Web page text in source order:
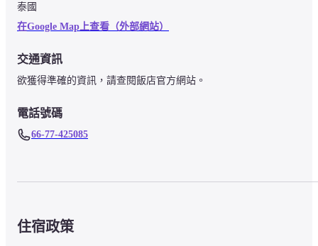
泰國
在Google Map上查看（外部網站）
交通資訊
欲獲得準確的資訊，請查閱飯店官方網站。
電話號碼
66-77-425085
住宿政策